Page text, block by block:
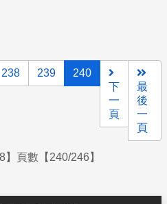
238 239
240
下
一
頁
最
後
一
頁
頁數【240/246】